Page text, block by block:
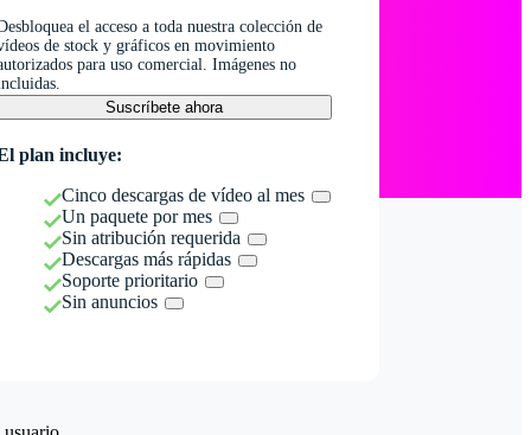
el acceso a toda nuestra colección de
de stock y gráficos en movimiento
para uso comercial. Imágenes no
Suscríbete ahora
plan incluye:
Cinco descargas de vídeo al mes
Un paquete por mes
Sin atribución requerida
Descargas más rápidas
Soporte prioritario
Sin anuncios